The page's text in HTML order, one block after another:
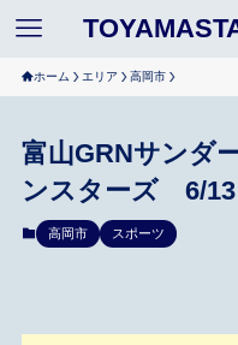
ホーム エリア 高岡市
富山GRNサンダ
ンスターズ 6/13
高岡市 スポーツ